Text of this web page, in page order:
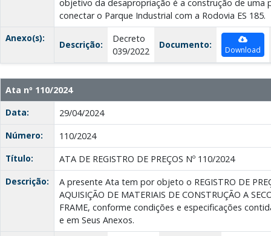
objetivo da desapropriação é a construção de uma
conectar o Parque Industrial com a Rodovia ES 185.
Anexo(s):
Descrição:
Decreto
039/2022
Documento: Download
Ata nº 110/2024
Data:
29/04/2024
Número:
110/2024
Título:
ATA DE REGISTRO DE PREÇOS Nº 110/2024
Descrição:
A presente Ata tem por objeto o REGISTRO DE
AQUISIÇÃO DE MATERIAIS DE CONSTRUÇÃO A
FRAME, conforme condições e especificações
e em Seus Anexos.